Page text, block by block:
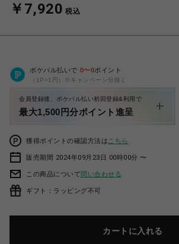
￥7,920 税込
ポケパル払いで 0〜0ポイント
（1P=1円）※キャンペーン分除く
会員登録後、ポケパル払い初回登録&利用で
最大1,500円分ポイント進呈
獲得ポイントの確認方法は こちら
販売期間 2024年09月23日 00時00分 〜
この商品について問い合わせる
ギフト：ラッピング不可
カートに入れる